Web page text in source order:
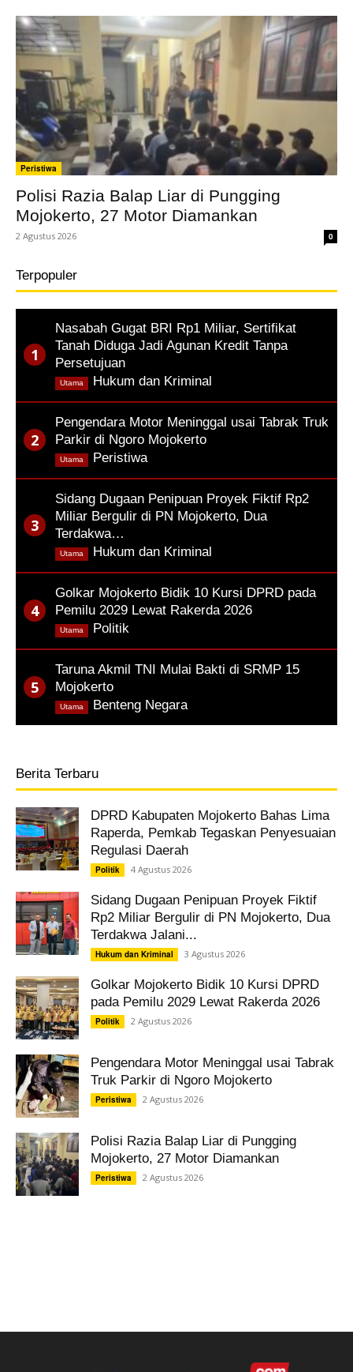
Peristiwa
Polisi Razia Balap Liar di Pungging
Mojokerto, 27 Motor Diamankan
2 Agustus 2026 0
Terpopuler
Nasabah Gugat BRI Rp1 Miliar, Sertifikat
Tanah Diduga Jadi Agunan Kredit Tanpa
Persetujuan
Hukum dan Kriminal
Utama
Pengendara Motor Meninggal usai Tabrak Truk
Parkir di Ngoro Mojokerto
Peristiwa
Utama
Sidang Dugaan Penipuan Proyek Fiktif Rp2
Miliar Bergulir di PN Mojokerto, Dua
Terdakwa…
Hukum dan Kriminal
Utama
Golkar Mojokerto Bidik 10 Kursi DPRD pada
Pemilu 2029 Lewat Rakerda 2026
Politik
Utama
Taruna Akmil TNI Mulai Bakti di SRMP 15
Mojokerto
Benteng Negara
Utama
Berita Terbaru
DPRD Kabupaten Mojokerto Bahas Lima
Raperda, Pemkab Tegaskan Penyesuaian
Regulasi Daerah
Politik 4 Agustus 2026
Sidang Dugaan Penipuan Proyek Fiktif
Rp2 Miliar Bergulir di PN Mojokerto, Dua
Terdakwa Jalani...
Hukum dan Kriminal 3 Agustus 2026
Golkar Mojokerto Bidik 10 Kursi DPRD
pada Pemilu 2029 Lewat Rakerda 2026
Politik 2 Agustus 2026
Pengendara Motor Meninggal usai Tabrak
Truk Parkir di Ngoro Mojokerto
Peristiwa 2 Agustus 2026
Polisi Razia Balap Liar di Pungging
Mojokerto, 27 Motor Diamankan
Peristiwa 2 Agustus 2026